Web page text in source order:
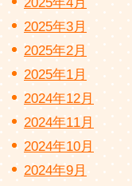
2025年3月
2025年2月
2025年1月
2024年12月
2024年11月
2024年10月
2024年9月